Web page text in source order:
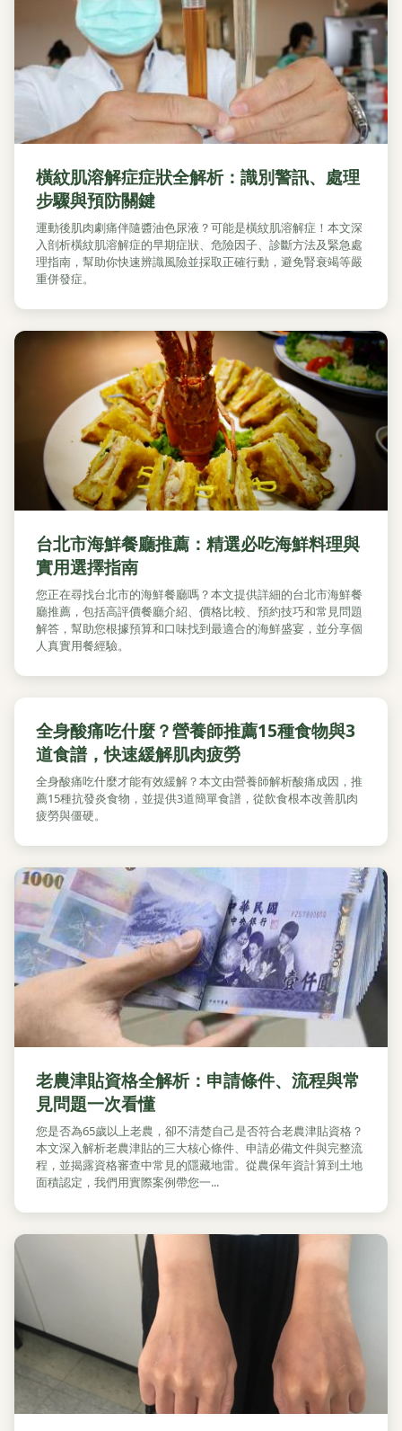
橫紋肌溶解症症狀全解析：識別警訊、處理
步驟與預防關鍵
運動後肌肉劇痛伴隨醬油色尿液？可能是橫紋肌溶解症！本文深
入剖析橫紋肌溶解症的早期症狀、危險因子、診斷方法及緊急處
理指南，幫助你快速辨識風險並採取正確行動，避免腎衰竭等嚴
重併發症。
台北市海鮮餐廳推薦：精選必吃海鮮料理與
實用選擇指南
您正在尋找台北市的海鮮餐廳嗎？本文提供詳細的台北市海鮮餐
廳推薦，包括高評價餐廳介紹、價格比較、預約技巧和常見問題
解答，幫助您根據預算和口味找到最適合的海鮮盛宴，並分享個
人真實用餐經驗。
全身酸痛吃什麼？營養師推薦15種食物與3
道食譜，快速緩解肌肉疲勞
全身酸痛吃什麼才能有效緩解？本文由營養師解析酸痛成因，推
薦15種抗發炎食物，並提供3道簡單食譜，從飲食根本改善肌肉
疲勞與僵硬。
老農津貼資格全解析：申請條件、流程與常
見問題一次看懂
您是否為65歲以上老農，卻不清楚自己是否符合老農津貼資格？
本文深入解析老農津貼的三大核心條件、申請必備文件與完整流
程，並揭露資格審查中常見的隱藏地雷。從農保年資計算到土地
面積認定，我們用實際案例帶您一...